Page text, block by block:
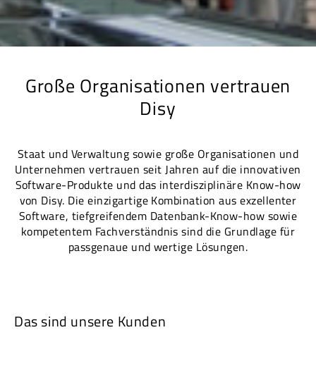
Große Organisationen vertrauen
Disy
Staat und Verwaltung sowie große Organisationen und
Unternehmen vertrauen seit Jahren auf die innovativen
Software-Produkte und das interdisziplinäre Know-how
von Disy. Die einzigartige Kombination aus exzellenter
Software, tiefgreifendem Datenbank-Know-how sowie
kompetentem Fachverständnis sind die Grundlage für
passgenaue und wertige Lösungen.
Das sind unsere Kunden